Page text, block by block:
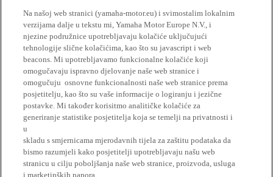
Na našoj web stranici (yamaha-motor.eu) i svimostalim lokalnim
verzijama dalje u tekstu mi, Yamaha Motor Europe N.V., i
njezine podružnice upotrebljavaju kolačiće uključujući
tehnologije slične kolačićima, kao što su javascript i web
beacons. Mi upotrebljavamo funkcionalne kolačiće koji
omogučavaju ispravno djelovanje naše web stranice i
omogučuju osnovne funkcionalnosti naše web stranice prema
posjetitelju, kao što su vaše informacije o logiranju i jezične
postavke. Mi također korisitmo analitičke kolačiće za
generiranje statistike posjetitelja koja se temelji na privatnosti i
u
skladu s smjernicama mjerodavnih tijela za zaštitu podataka da
bismo razumjeli kako posjetitelji upotrebljavaju našu web
stranicu u cilju poboljšanja naše web stranice, proizvoda, usluga
i marketinških napora.